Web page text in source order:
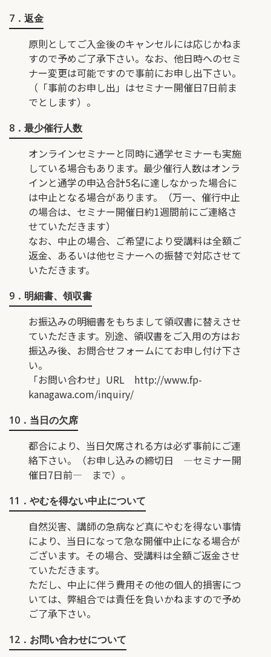
7．返金
原則としてご入金後のキャンセルには応じかねま
すので予めご了承下さい。なお、他日時へのセミ
ナー変更は可能ですので事前にお申し出下さい。
（「事前のお申し出」はセミナー開催日7日前ま
でとします）。
8．最少催行人数
オンラインセミナーと同時に通学セミナーも実施
している場合もあります。最少催行人数はオンラ
インと通学の申込合計5名に達しなかった場合に
は中止となる場合があります。（万一、催行中止
の場合は、セミナー開催日約1週間前にご連絡さ
せていただきます）
なお、中止の場合、ご希望により受講料は全額ご
返金、あるいは他セミナーへの振替で対応させて
いただきます。
9．明細書、領収書
お振込みの明細書をもちまして領収書に替えさせ
ていただきます。別途、領収書をご入用の方はお
振込み後、お問合せフォームにてお申し付け下さ
い。
「お問い合わせ」URL http://www.fp-
kanagawa.com/inquiry/
10．当日の欠席
都合により、当日欠席される方は必ず事前にご連
絡下さい。（お申し込みの締切日 ―セミナー開
催日7日前― まで）。
11．やむを得ない中止について
自然災害、講師の急病など真にやむを得ない事情
により、当日になって急な開催中止になる場合が
ございます。その場合、受講料は全額ご返金させ
ていただきます。
ただし、中止に伴う費用その他の個人的損害につ
いては、弊組合では責任を負いかねますので予め
ご了承下さい。
12．お問い合わせについて